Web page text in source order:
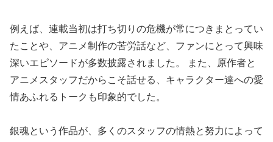
例えば、連載当初は打ち切りの危機が常につきまとってい
たことや、アニメ制作の苦労話など、ファンにとって興味
深いエピソードが多数披露されました。 また、原作者と
アニメスタッフだからこそ話せる、キャラクター達への愛
情あふれるトークも印象的でした。
銀魂という作品が、多くのスタッフの情熱と努力によって